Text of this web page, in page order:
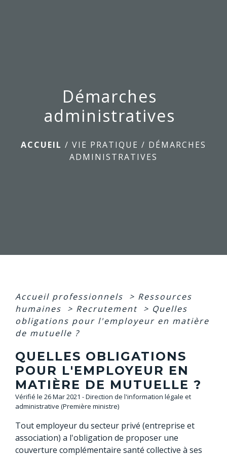
Démarches
administratives
ACCUEIL / VIE PRATIQUE / DÉMARCHES
ADMINISTRATIVES
Accueil professionnels > Ressources
humaines
> Recrutement > Quelles
obligations pour l'employeur en matière
de mutuelle ?
QUELLES OBLIGATIONS
POUR L'EMPLOYEUR EN
MATIÈRE DE MUTUELLE ?
Vérifié le 26 Mar 2021 - Direction de l'information légale et
administrative (Première ministre)
Tout employeur du secteur privé (entreprise et
association) a l'obligation de proposer une
couverture complémentaire santé collective à ses